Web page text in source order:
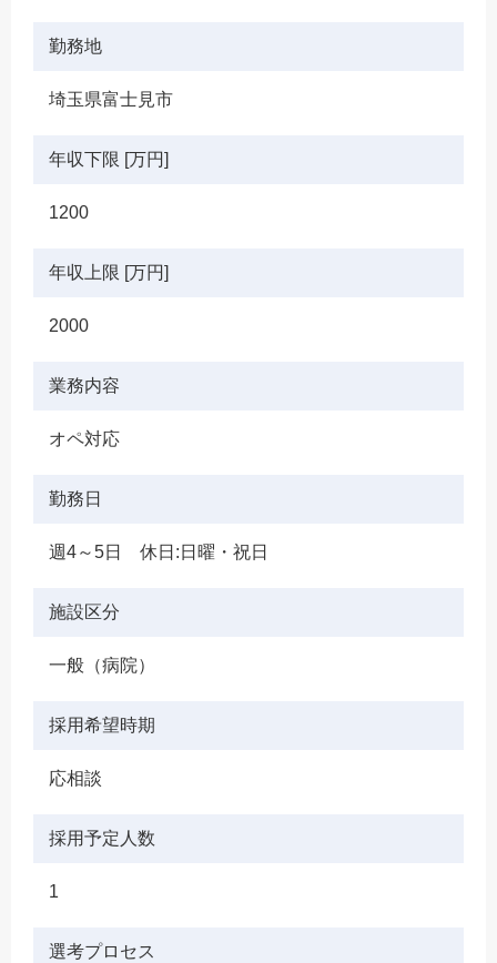
勤務地
埼玉県富士見市
年収下限 [万円]
1200
年収上限 [万円]
2000
業務内容
オペ対応
勤務日
週4～5日 休日:日曜・祝日
施設区分
一般（病院）
採用希望時期
応相談
採用予定人数
1
選考プロセス